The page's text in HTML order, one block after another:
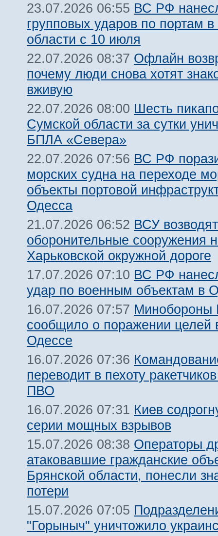
23.07.2026 06:55 ВС РФ
групповых ударов по портам
области с 10 июля
22.07.2026 08:37 Офлайн
почему люди снова хотят
вживую
22.07.2026 08:00 Шесть
Сумской области за сутки
БПЛА «Севера»
22.07.2026 07:56 ВС РФ
морских судна на переходе
объекты портовой
Одесса
21.07.2026 06:52 ВСУ возводят
оборонительные сооружения
Харьковской окружной дороге
17.07.2026 07:10 ВС РФ
удар по военным объектам в
16.07.2026 07:57
сообщило о поражении целей
Одессе
16.07.2026 07:36
переводит в пехоту
ПВО
16.07.2026 07:31 Киев
серии мощных взрывов
15.07.2026 08:38 Операторы
атаковавшие гражданские
Брянской области, понесли
потери
15.07.2026 07:05
"Горыныч" уничтожило